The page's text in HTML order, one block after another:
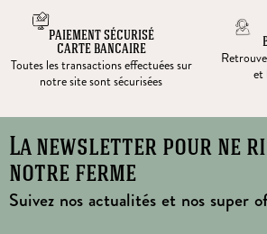
PAIEMENT SÉCURISÉ
CARTE BANCAIRE
Toutes les transactions effectuées sur
notre site sont sécurisées
et
La newsletter pour ne
notre ferme
Suivez nos actualités et nos super